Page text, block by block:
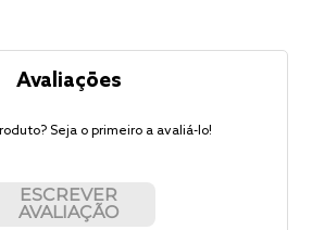
Avaliações
Seja o primeiro a avaliá-lo!
ESCREVER
AVALIAÇÃO